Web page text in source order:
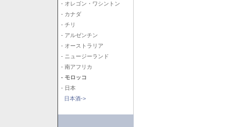
- オレゴン・ワシントン
- カナダ
- チリ
- アルゼンチン
- オーストラリア
- ニュージーランド
- 南アフリカ
- モロッコ
- 日本
日本酒->